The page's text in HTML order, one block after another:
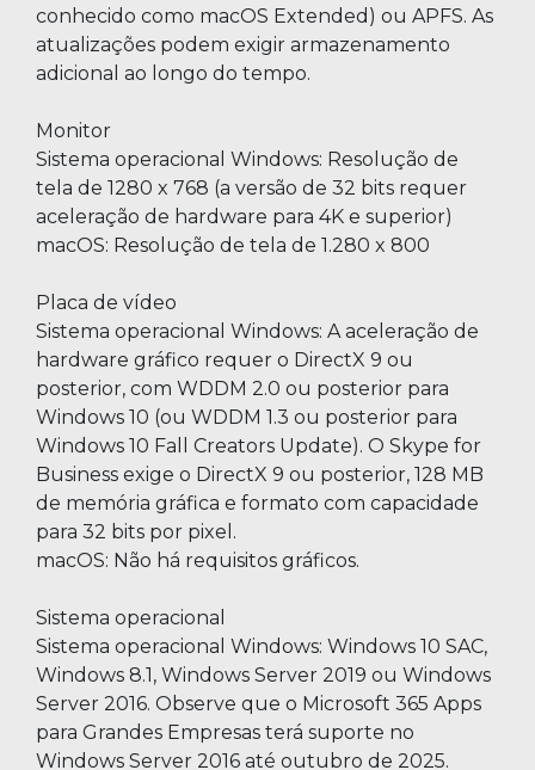
conhecido como macOS Extended) ou APFS. As
atualizações podem exigir armazenamento
adicional ao longo do tempo.
Monitor
Sistema operacional Windows: Resolução de
tela de 1280 x 768 (a versão de 32 bits requer
aceleração de hardware para 4K e superior)
macOS: Resolução de tela de 1.280 x 800
Placa de vídeo
Sistema operacional Windows: A aceleração de
hardware gráfico requer o DirectX 9 ou
posterior, com WDDM 2.0 ou posterior para
Windows 10 (ou WDDM 1.3 ou posterior para
Windows 10 Fall Creators Update). O Skype for
Business exige o DirectX 9 ou posterior, 128 MB
de memória gráfica e formato com capacidade
para 32 bits por pixel.
macOS: Não há requisitos gráficos.
Sistema operacional
Sistema operacional Windows: Windows 10 SAC,
Windows 8.1, Windows Server 2019 ou Windows
Server 2016. Observe que o Microsoft 365 Apps
para Grandes Empresas terá suporte no
Windows Server 2016 até outubro de 2025.